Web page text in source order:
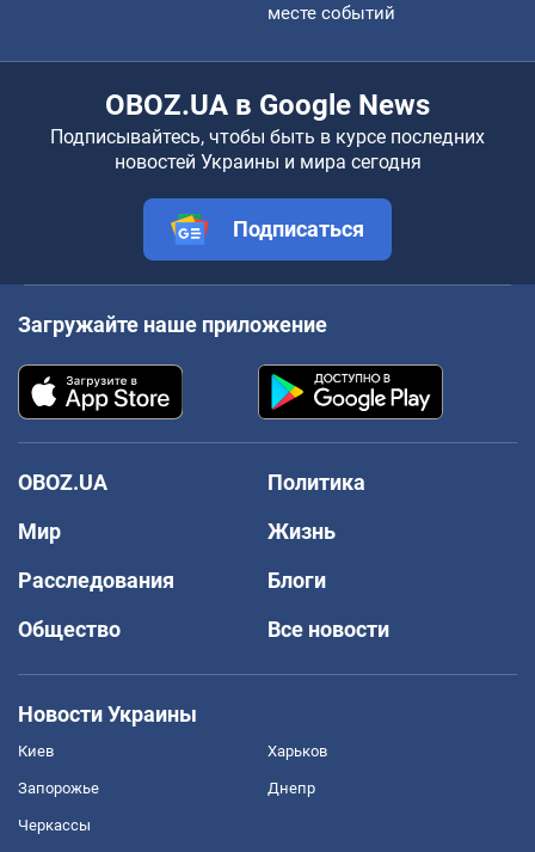
месте событий
OBOZ.UA в Google News
Подписывайтесь, чтобы быть в курсе последних
новостей Украины и мира сегодня
Подписаться
Загружайте наше приложение
OBOZ.UA
Политика
Мир
Жизнь
Расследования
Блоги
Общество
Все новости
Новости Украины
Киев Харьков
Запорожье Днепр
Черкассы